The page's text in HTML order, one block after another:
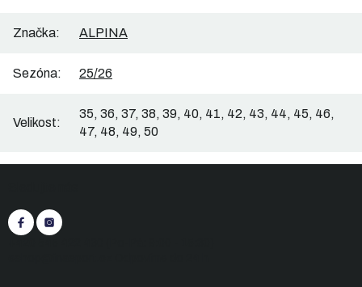
Značka: ALPINA
Sezóna: 25/26
Velikost:
35, 36, 37, 38, 39, 40, 41, 42, 43, 44, 45, 46,
47, 48, 49, 50
a